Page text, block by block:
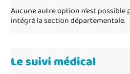
Aucune autre option n’est possible
intégré la section départementale.
Le suivi médical